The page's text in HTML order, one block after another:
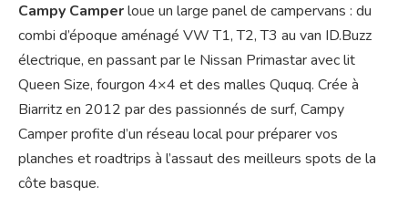
Campy Camperloue un large panel de campervans : du
combi d’époque aménagé VW T1, T2, T3 au van ID.Buzz
électrique, en passant par le Nissan Primastar avec lit
Queen Size, fourgon 4×4 et des malles Ququq. Crée à
Biarritz en 2012 par des passionnés de surf, Campy
Camper profite d’un réseau local pour préparer vos
planches et roadtrips à l’assaut des meilleurs spots de la
côte basque.